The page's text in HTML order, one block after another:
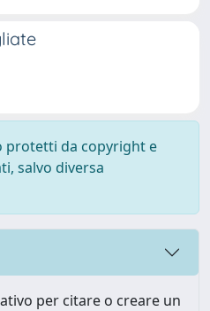
protetti da copyright e
salvo diversa
per citare o creare un